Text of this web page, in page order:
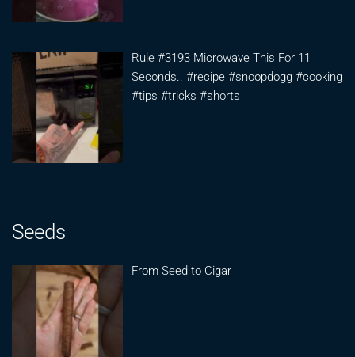
Rule #3193 Microwave This For 11
Seconds.. #recipe #snoopdogg #cooking
#tips #tricks #shorts
Seeds
From Seed to Cigar